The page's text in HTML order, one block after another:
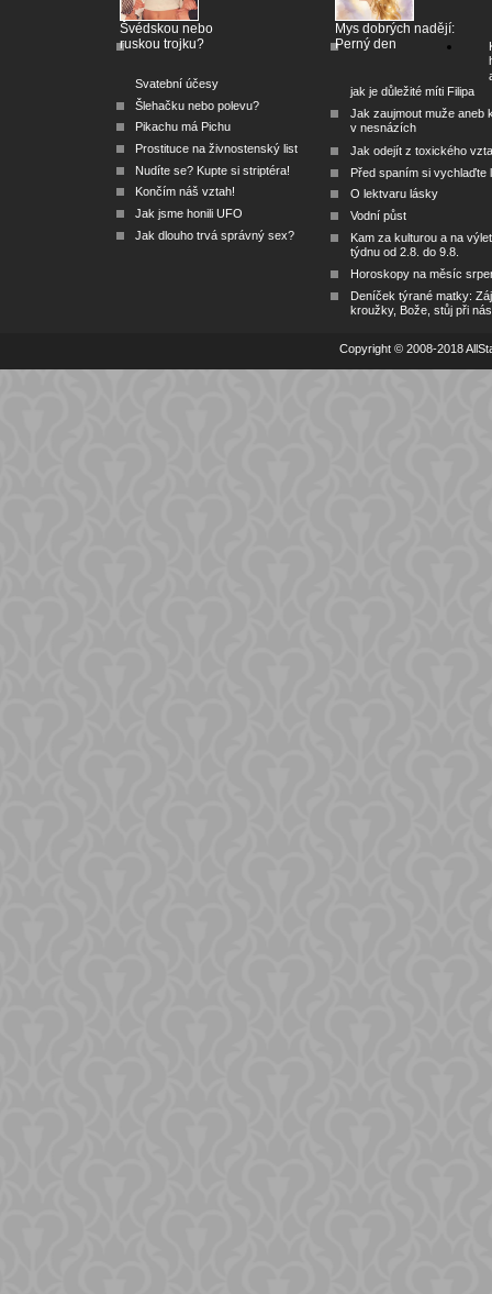
Švédskou nebo
ruskou trojku?
Svatební účesy
Šlehačku nebo polevu?
Pikachu má Pichu
Prostituce na živnostenský list
Nudíte se? Kupte si striptéra!
Končím náš vztah!
Jak jsme honili UFO
Jak dlouho trvá správný sex?
Mys dobrých nadějí:
Perný den
jak je důležité míti Filipa
Jak zaujmout muže aneb
v nesnázích
Jak odejít z toxického
Před spaním si vychlaďte
O lektvaru lásky
Vodní půst
Kam za kulturou a na
týdnu od 2.8. do 9.8.
Horoskopy na měsíc
Deníček týrané matky:
kroužky, Bože, stůj při nás
Copyright © 2008-2018